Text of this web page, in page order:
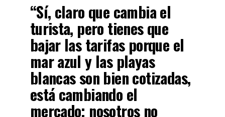
“Sí, claro que cambia el
turista, pero tienes que
bajar las tarifas porque el
mar azul y las playas
blancas son bien cotizadas,
está cambiando el
mercado; nosotros no